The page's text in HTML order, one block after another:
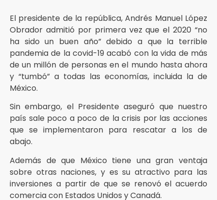
El presidente de la república, Andrés Manuel López
Obrador admitió por primera vez que el 2020 “no
ha sido un buen año” debido a que la terrible
pandemia de la covid-19 acabó con la vida de más
de un millón de personas en el mundo hasta ahora
y “tumbó” a todas las economías, incluida la de
México.
Sin embargo, el Presidente aseguró que nuestro
país sale poco a poco de la crisis por las acciones
que se implementaron para rescatar a los de
abajo.
Además de que México tiene una gran ventaja
sobre otras naciones, y es su atractivo para las
inversiones a partir de que se renovó el acuerdo
comercia con Estados Unidos y Canadá.